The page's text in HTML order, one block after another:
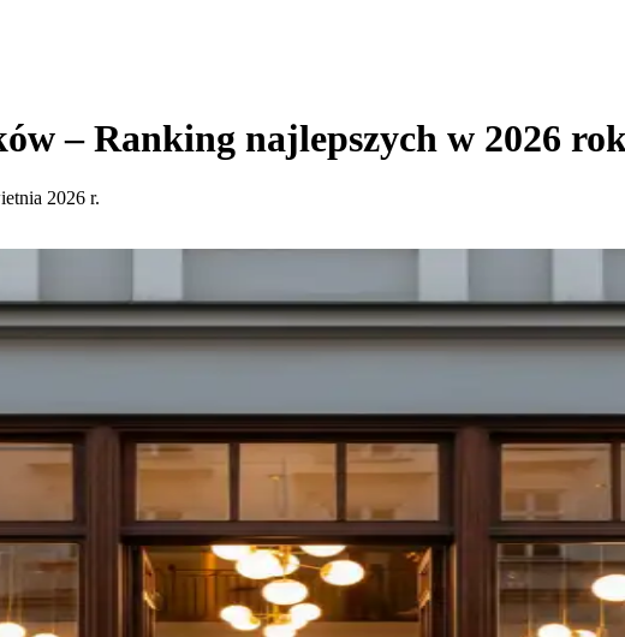
– Ranking najlepszych w 2026
2026 r.